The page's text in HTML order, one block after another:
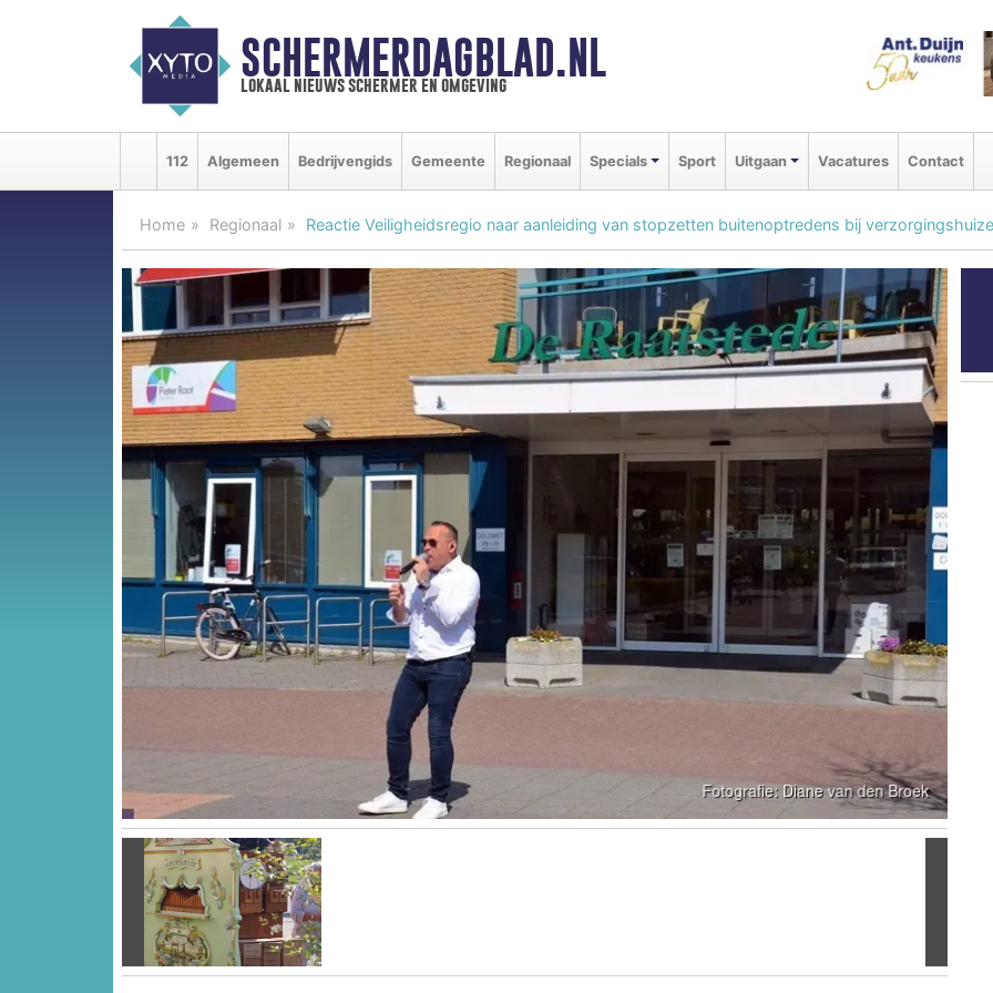
SCHERMERDAGBLAD.NL
lokaal nieuws schermer en omgeving
112 Algemeen Bedrijvengids Gemeente Regionaal Specials Sport Uitgaan Vacatures Contact
Home Regionaal Reactie Veiligheidsregio naar aanleiding van stopzetten buitenoptredens bij
Vorige